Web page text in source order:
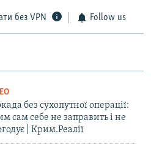
без VPN Follow us
без сухопутної операції:
сам себе не заправить і не
| Крим.Реалії